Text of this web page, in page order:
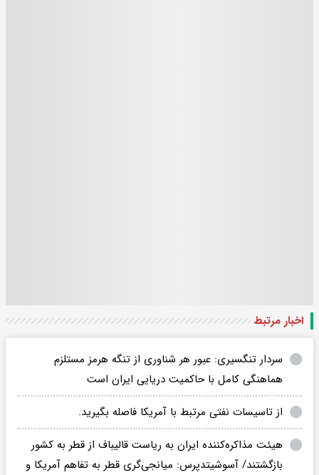
اخبار مرتبط
سردار تنگسیری: عبور هر شناوری از تنگه هرمز مستلزم
هماهنگی کامل با حاکمیت دریایی ایران است
از تاسیسات نفتی مرتبط با آمریکا فاصله بگیرید.
هیئت مذاکره‌کننده ایران به ریاست قالیباف از قطر به کشور
بازگشتند/ آسوشیتدپرس: میانجی‌گری قطر به تفاهم آمریکا و